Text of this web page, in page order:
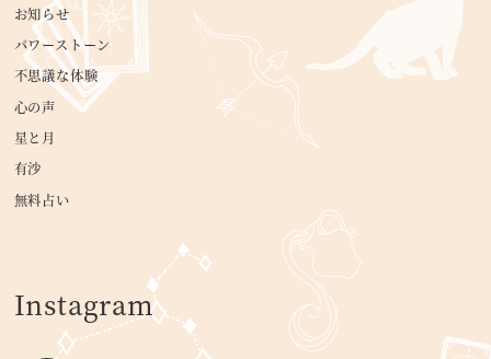
お知らせ
パワーストーン
不思議な体験
心の声
星と月
有沙
無料占い
Instagram